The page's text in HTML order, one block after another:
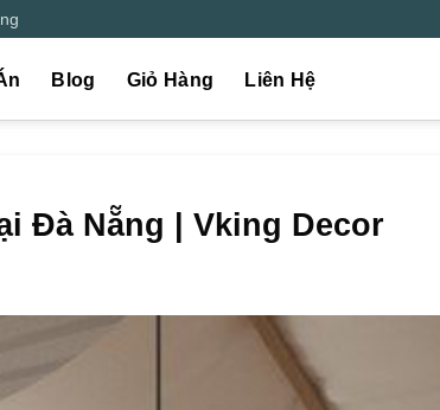
Blog Giỏ Hàng Liên Hệ
Đà Nẵng | Vking Decor